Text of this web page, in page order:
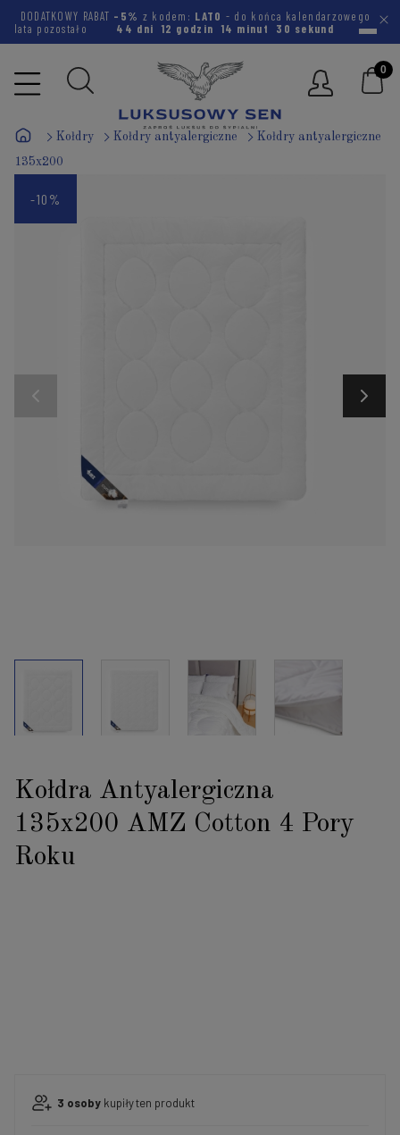
DODATKOWY RABAT -5% z kodem: LATO - do końca kalendarzowego
lata pozostało
44 dni 12 godzin 14 minut 29 sekund
Kołdry Kołdry antyalergiczne Kołdry antyalergiczne
135x200
Kołdra Antyalergiczna
135x200 AMZ Cotton 4 Pory
Roku
-10%
3 osoby kupiłyten produkt